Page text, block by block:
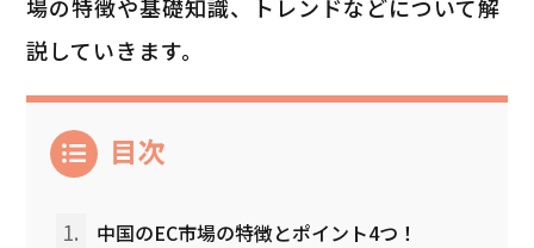
場の特徴や基礎知識、トレンドなどについて解
説していきます。
目次
1. 中国のEC市場の特徴とポイント4つ！